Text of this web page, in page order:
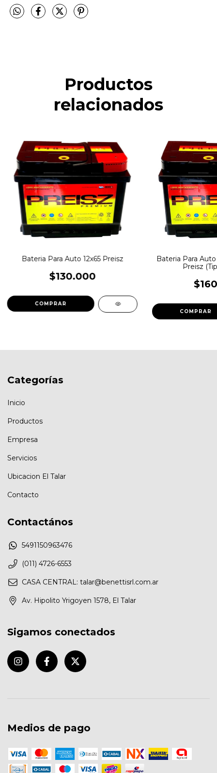
Productos
relacionados
Bateria Para Auto 12x65 Preisz
$130.000
Bateria Para Auto
Preisz
Categorías
Inicio
Productos
Empresa
Servicios
Ubicacion El Talar
Contacto
Contactános
5491150963476
(011) 4726-6553
CASA CENTRAL: talar@benettisrl.com.ar
Av. Hipolito Yrigoyen 1578, El Talar
Sigamos conectados
Medios de pago